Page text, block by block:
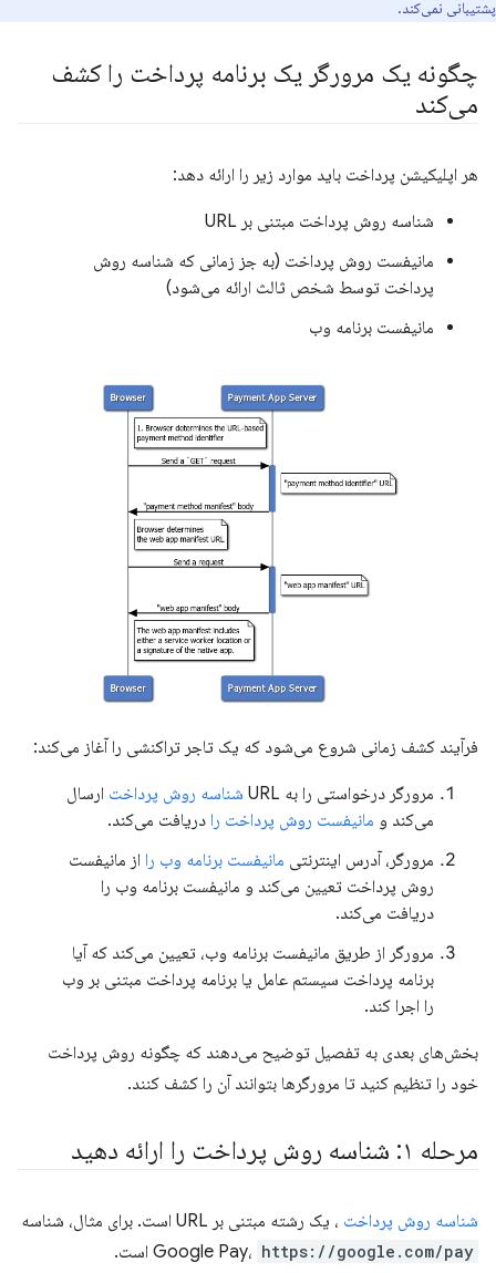
پشتیبانی نمی‌کند.
چگونه یک مرورگر یک برنامه پرداخت را کشف
می‌کند
هر اپلیکیشن پرداخت باید موارد زیر را ارائه دهد:
شناسه روش پرداخت مبتنی بر URL
مانیفست روش پرداخت (به جز زمانی که شناسه روش
پرداخت توسط شخص ثالث ارائه می‌شود)
مانیفست برنامه وب
فرآیند کشف زمانی شروع می‌شود که یک تاجر تراکنشی را آغاز می‌کند:
مرورگر درخواستی را به URL شناسه روش پرداخت ارسال
می‌کند و مانیفست روش پرداخت را دریافت می‌کند.
مرورگر، آدرس اینترنتی مانیفست برنامه وب را از مانیفست
روش پرداخت تعیین می‌کند و مانیفست برنامه وب را
دریافت می‌کند.
مرورگر از طریق مانیفست برنامه وب، تعیین می‌کند که آیا
برنامه پرداخت سیستم عامل یا برنامه پرداخت مبتنی بر وب
را اجرا کند.
بخش‌های بعدی به تفصیل توضیح می‌دهند که چگونه روش پرداخت
خود را تنظیم کنید تا مرورگرها بتوانند آن را کشف کنند.
مرحله ۱: شناسه روش پرداخت را ارائه دهید
شناسه روش پرداخت
، یک رشته مبتنی بر URL است. برای مثال، شناسه
Google Pay، https://google.com/pay
است.